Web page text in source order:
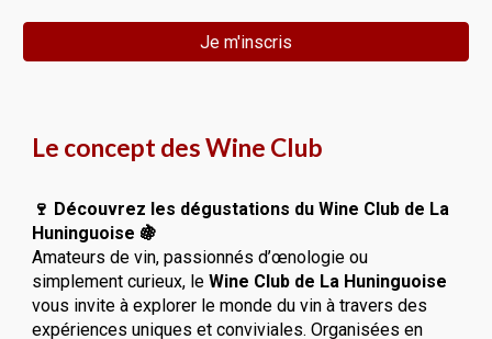
Je m'inscris
Le concept des Wine Club
🍷 Découvrez les dégustations du Wine Club de La
Huninguoise 🍇
Amateurs de vin, passionnés d’œnologie ou
simplement curieux, leWine Club de La Huninguoise
vous invite à explorer le monde du vin à travers des
expériences uniques et conviviales. Organisées en